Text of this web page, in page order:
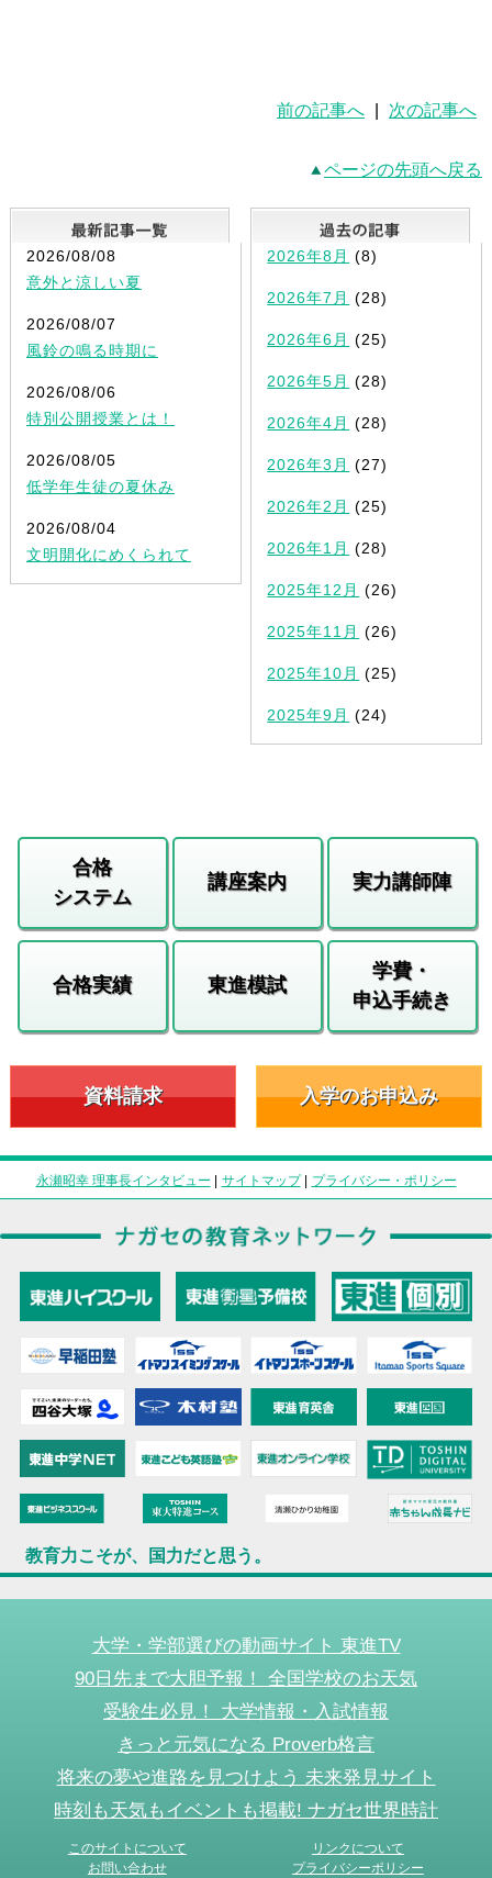
前の記事へ 次の記事へ
ページの先頭へ戻る
最新記事一覧
2026/08/08
意外と涼しい夏
2026/08/07
風鈴の鳴る時期に
2026/08/06
特別公開授業とは！
2026/08/05
低学年生徒の夏休み
2026/08/04
文明開化にめくられて
2026年8月 (8)
2026年7月 (28)
2026年6月 (25)
2026年5月 (28)
2026年4月 (28)
2026年3月 (27)
2026年2月 (25)
2026年1月 (28)
2025年12月 (26)
2025年11月 (26)
2025年10月 (25)
2025年9月 (24)
合格
システム
講座案内 実力講師陣
合格実績 東進模試
学費・
申込手続き
資料請求 入学のお申込み
永瀬昭幸 理事長インタビュー | サイトマップ| プライバシー・ポリシー
教育力こそが、国力だと思う。
大学・学部選びの動画サイト 東進TV
90日先まで大胆予報！ 全国学校のお天気
受験生必見！ 大学情報・入試情報
きっと元気になる Proverb格言
将来の夢や進路を見つけよう 未来発見サイト
時刻も天気もイベントも掲載! ナガセ世界時計
このサイトについて
リンクについて
お問い合わせ
プライバシーポリシー